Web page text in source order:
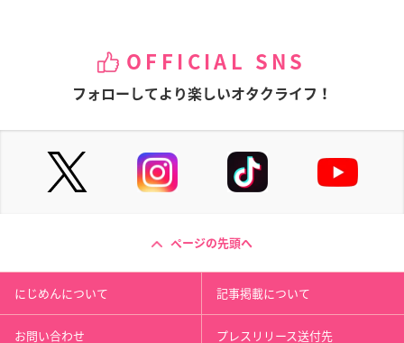
OFFICIAL SNS
フォローしてより楽しいオタクライフ！
ページの先頭へ
にじめんについて 記事掲載について
お問い合わせ プレスリリース送付先